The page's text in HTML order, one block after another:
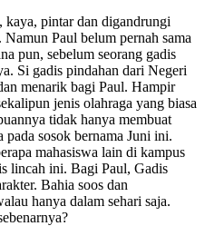
kaya, pintar dan digandrungi
Paul belum pernah sama
pun, sebelum seorang gadis
Si gadis pindahan dari Negeri
menarik bagi Paul. Hampir
jenis olahraga yang biasa
tidak hanya membuat
sosok bernama Juni ini.
mahasiswa lain di kampus
lincah ini. Bagi Paul, Gadis
Bahia soos dan
hanya dalam sehari saja.